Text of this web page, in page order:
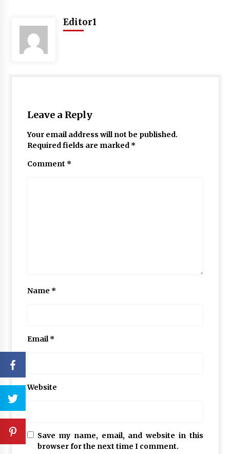
Editor1
Leave a Reply
Your email address will not be published.
Required fields are marked *
Comment *
Name *
Email*
Website
Save my name, email, and website in this
browser for the next time I comment.